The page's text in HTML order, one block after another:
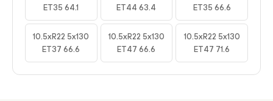
ET35 64.1
ET44 63.4
ET35 66.6
10.5xR22 5x130
ET37 66.6
10.5xR22 5x130
ET47 66.6
10.5xR22 5x130
ET47 71.6